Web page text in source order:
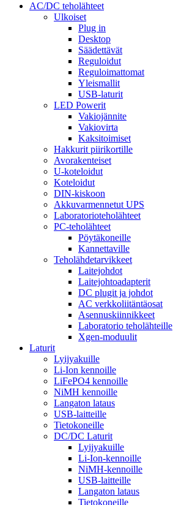
AC/DC teholähteet
Ulkoiset
Plug in
Desktop
Säädettävät
Reguloidut
Reguloimattomat
Yleismallit
USB-laturit
LED Powerit
Vakiojännite
Vakiovirta
Kaksitoimiset
Hakkurit piirikortille
Avorakenteiset
U-koteloidut
Koteloidut
DIN-kiskoon
Akkuvarmennetut UPS
Laboratorioteholähteet
PC-teholähteet
Pöytäkoneille
Kannettaville
Teholähdetarvikkeet
Laitejohdot
Laitejohtoadapterit
DC plugit ja johdot
AC verkkoliitäntäosat
Asennuskiinnikkeet
Laboratorio teholähteille
Xgen-moduulit
Laturit
Lyijyakuille
Li-Ion kennoille
LiFePO4 kennoille
NiMH kennoille
Langaton lataus
USB-laitteille
Tietokoneille
DC/DC Laturit
Lyijyakuille
Li-Ion-kennoille
NiMH-kennoille
USB-laitteille
Langaton lataus
Tietokoneille